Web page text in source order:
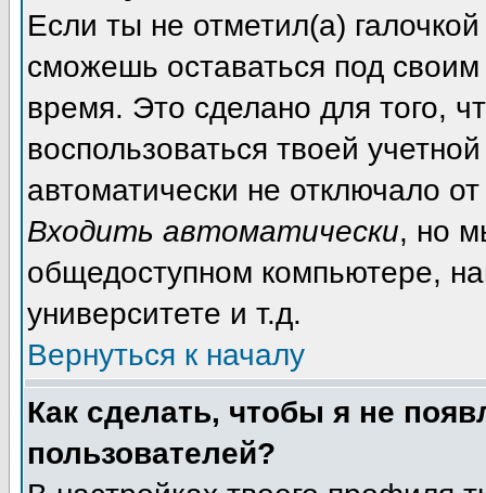
Если ты не отметил(а)
сможешь оставаться под
время. Это сделано для того,
воспользоваться твоей
автоматически не отключало
Входить автоматически, но
общедоступном компьютере,
университете и т.д.
Вернуться к началу
Как сделать, чтобы я не
пользователей?